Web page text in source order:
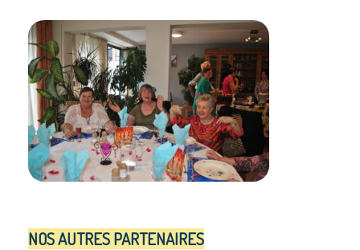
NOS AUTRES PARTENAIRES